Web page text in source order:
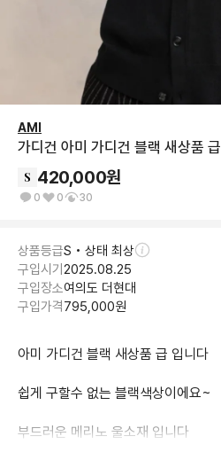
AMI
가디건 아미 가디건 블랙 새상품 급
420,000원
0 0 30
상품등급S • 상태 최상
구입시기 2025.08.25
구입장소여의도 더현대
구입가격795,000원
아미 가디건 블랙 새상품 급 입니다
쉽게 구할수 없는 블랙색상이에요~
부드러운 메리노 울소재 입니다